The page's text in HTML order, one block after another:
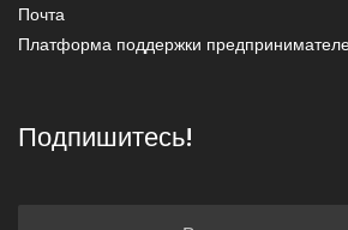
Почта
Платформа поддержки
Подпишитесь!